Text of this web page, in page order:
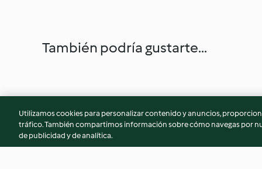
También podría gustarte...
Utilizamos cookies para personalizar contenido y anuncios,
tráfico. También compartimos información sobre cómo navegas por
de publicidad y de analítica.